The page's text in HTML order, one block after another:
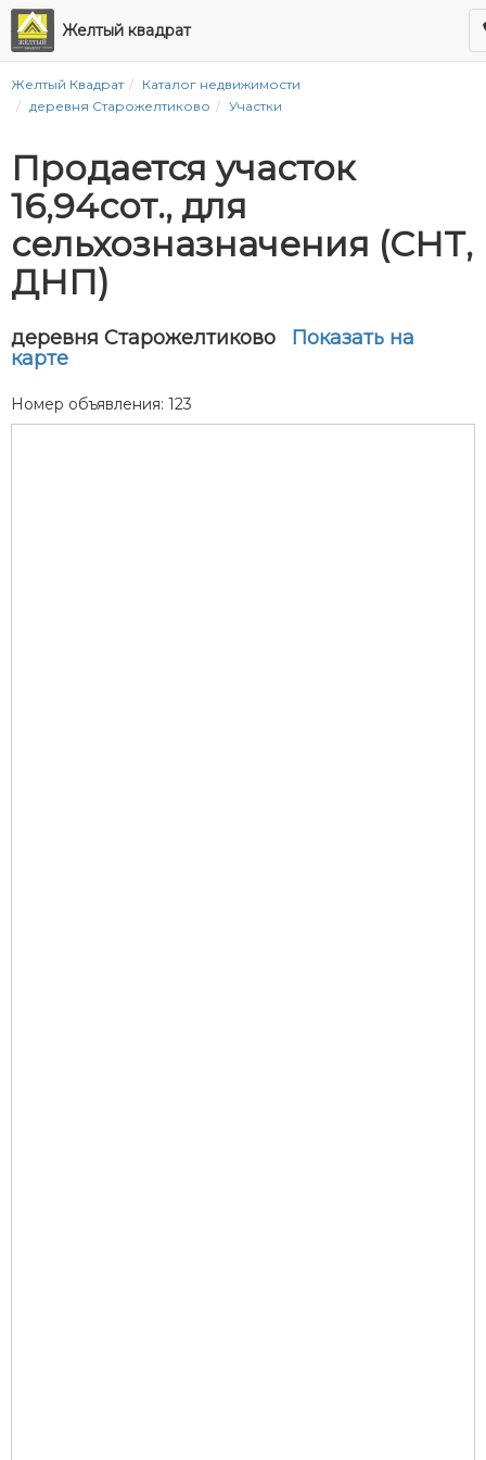
Желтый квадрат
Желтый Квадрат
Каталог недвижимости
деревня Старожелтиково
Участки
Продается участок
16,94сот., для
сельхозназначения (СНТ,
ДНП)
деревня Старожелтиково
Показать на
карте
Номер объявления: 123